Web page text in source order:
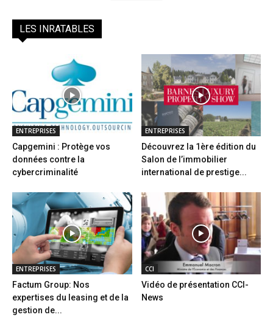
LES INRATABLES
ENTREPRISES
Capgemini : Protège vos
données contre la
cybercriminalité
ENTREPRISES
Découvrez la 1ère édition du
Salon de l’immobilier
international de prestige...
ENTREPRISES
Factum Group: Nos
expertises du leasing et de la
gestion de...
CCI
Vidéo de présentation CCI-
News